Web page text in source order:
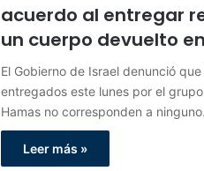
acuerdo al entregar
un cuerpo devuelto
El Gobierno de Israel denunció
entregados este lunes por el
Hamas no corresponden a
Leer más »